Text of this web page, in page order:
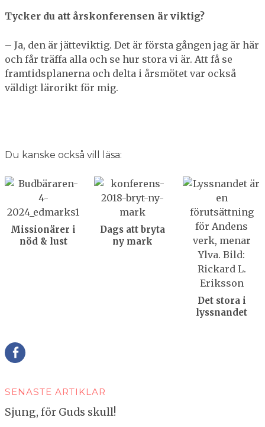
Tycker du att årskonferensen är viktig?
– Ja, den är jätteviktig. Det är första gången jag är här
och får träffa alla och se hur stora vi är. Att få se
framtidsplanerna och delta i årsmötet var också
väldigt lärorikt för mig.
Du kanske också vill läsa:
Missionärer i
nöd & lust
Dags att bryta
ny mark
Det stora i
lyssnandet
SENASTE ARTIKLAR
Sjung, för Guds skull!